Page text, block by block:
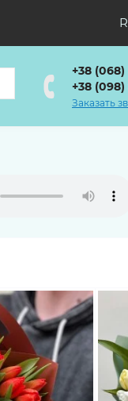
+38
+38
Заказать